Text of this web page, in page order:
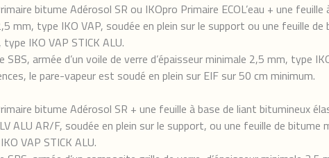
bitume Adérosol SR ou IKOpro Primaire ECOL’eau + une
mm, type IKO VAP, soudée en plein sur le support ou une feuille
IKO VAP STICK ALU.
armée d’un voile de verre d’épaisseur minimale 2,5 mm, type
le pare-vapeur est soudé en plein sur EIF sur 50 cm minimum.
bitume Adérosol SR + une feuille à base de liant bitumineux
ALU AR/F, soudée en plein sur le support, ou une feuille de bitume
VAP STICK ALU.